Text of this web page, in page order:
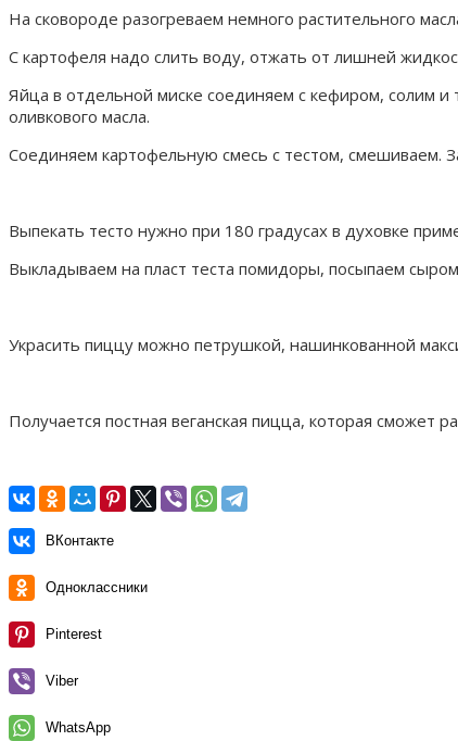
На сковороде разогреваем немного растительного
С картофеля надо слить воду, отжать от лишней
Яйца в отдельной миске соединяем с кефиром, солим
оливкового масла.
Соединяем картофельную смесь с тестом, смешиваем.
Выпекать тесто нужно при 180 градусах в духовке
Выкладываем на пласт теста помидоры, посыпаем
Украсить пиццу можно петрушкой, нашинкованной
Получается постная веганская пицца, которая сможет
ВКонтакте
Одноклассники
Pinterest
Viber
WhatsApp